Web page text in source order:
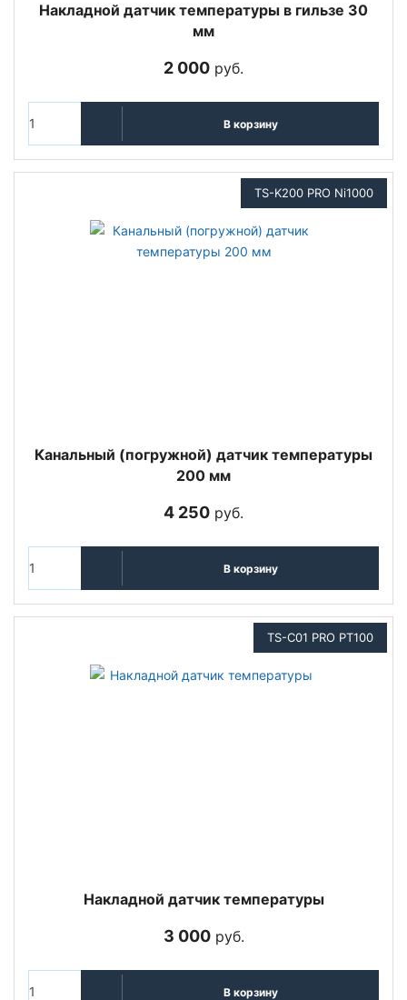
Накладной датчик температуры в гильзе 30
мм
2 000 руб.
В корзину
TS-K200 PRO Ni1000
Канальный (погружной) датчик температуры
200 мм
4 250 руб.
В корзину
TS-C01 PRO PT100
Накладной датчик температуры
3 000руб.
В корзину